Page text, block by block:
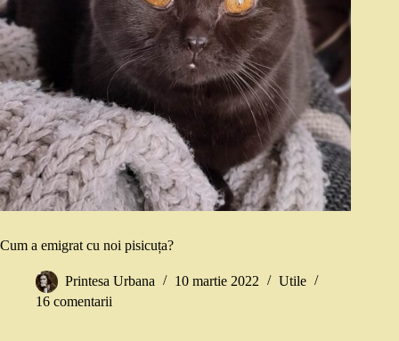
Cum a emigrat cu noi pisicuța?
Printesa Urbana 10 martie 2022
Utile
16 comentarii